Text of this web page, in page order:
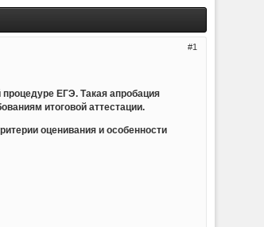
1
ЕГЭ. Такая апробация
итоговой аттестации.
оценивания и особенности